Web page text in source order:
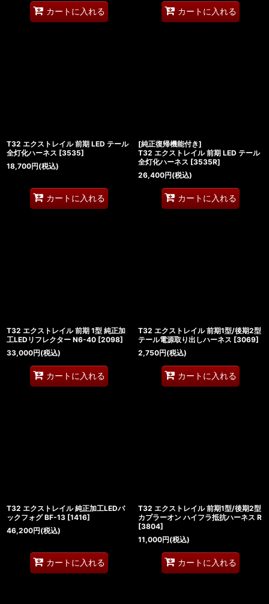
カートに入れる カートに入れる
T32 エクストレイル 前期 LED テール
全灯化ハーネス [3535]
18,700円(税込)
カートに入れる
[純正復帰機能付き]
T32 エクストレイル 前期 LED テール
全灯化ハーネス [3535R]
26,400円(税込)
カートに入れる
T32 エクストレイル 前期 1型 純正加
工LEDリフレクター N6-40 [2098]
33,000円(税込)
カートに入れる
T32 エクストレイル 前期1型/後期2型
テール電源取り出しハーネス [3069]
2,750円(税込)
カートに入れる
T32 エクストレイル 純正加工LEDバ
ックフォグ BF-13 [1416]
46,200円(税込)
カートに入れる
T32 エクストレイル 前期1型/後期2型
カプラーオン ハイフラ抵抗ハーネス R
[3804]
11,000円(税込)
カートに入れる